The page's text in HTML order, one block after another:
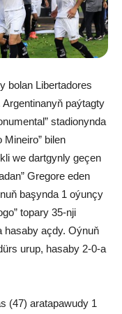
bolan Libertadores
paýtagty
stadionynda
Mineiro” bilen
we dartgynly geçen
Gregore eden
başynda 1 oýunçy
topary 35-nji
hasaby açdy. Oýnuň
urup, hasaby 2-0-a
(47) aratapawudy 1